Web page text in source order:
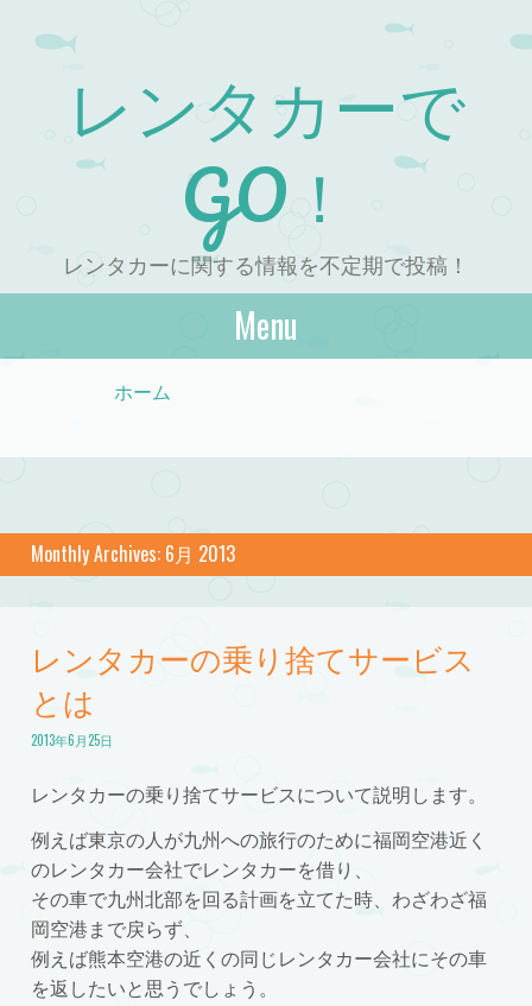
レンタカーで
GO！
レンタカーに関する情報を不定期で投稿！
Menu
ホーム
Monthly Archives: 6月 2013
レンタカーの乗り捨てサービス
とは
2013年6月25日
レンタカーの乗り捨てサービスについて説明します。
例えば東京の人が九州への旅行のために福岡空港近く
のレンタカー会社でレンタカーを借り、
その車で九州北部を回る計画を立てた時、わざわざ福
岡空港まで戻らず、
例えば熊本空港の近くの同じレンタカー会社にその車
を返したいと思うでしょう。